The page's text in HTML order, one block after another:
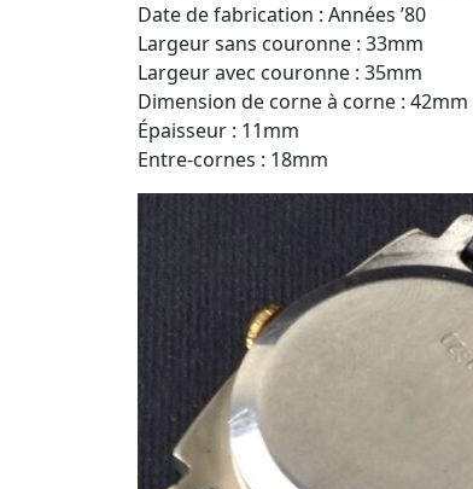
Date de fabrication : Années ’80
Largeur sans couronne : 33mm
Largeur avec couronne : 35mm
Dimension de corne à corne : 42mm
Épaisseur : 11mm
Entre-cornes : 18mm